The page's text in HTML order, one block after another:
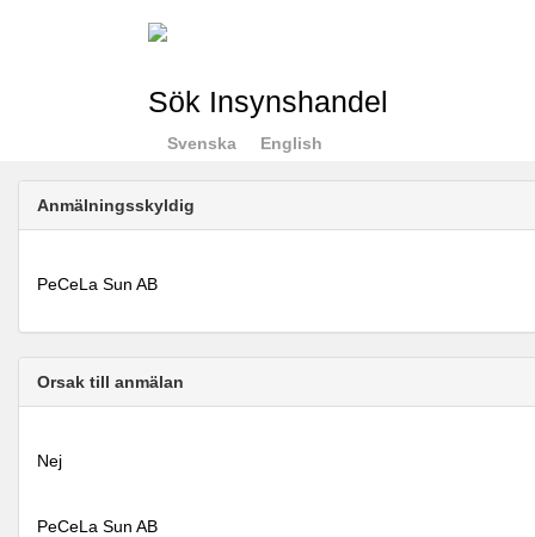
Sök Insynshandel
Svenska English
Anmälningsskyldig
PeCeLa Sun AB
Orsak till anmälan
Nej
PeCeLa Sun AB